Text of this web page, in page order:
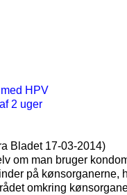
HPV
2 uger
Bladet 17-03-2014)
om man bruger
på kønsorganerne,
omkring